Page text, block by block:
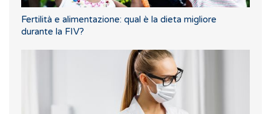
Fertilità e alimentazione: qual è la dieta migliore
durante la FIV?